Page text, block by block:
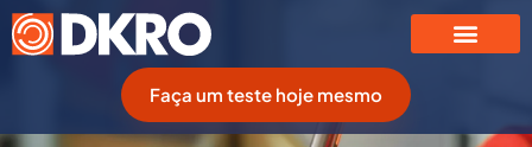
Faça um teste hoje mesmo